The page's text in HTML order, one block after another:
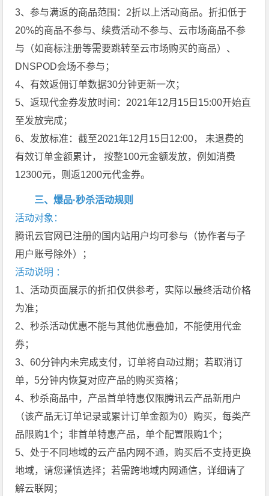
3、参与满返的商品范围：2折以上活动商品。折扣低于
20%的商品不参与、续费活动不参与、云市场商品不参
与（如商标注册等需要跳转至云市场购买的商品）、
DNSPOD会场不参与；
4、有效返佣订单数据30分钟更新一次；
5、返现代金券发放时间：2021年12月15日15:00开始直
至发放完成；
6、发放标准：截至2021年12月15日12:00， 未退费的
有效订单金额累计， 按整100元金额发放，例如消费
12300元，则返1200元代金券。
三、爆品·秒杀活动规则
活动对象：
腾讯云官网已注册的国内站用户均可参与（协作者与子
用户账号除外）；
活动说明 ：
1、活动页面展示的折扣仅供参考，实际以最终活动价格
为准；
2、秒杀活动优惠不能与其他优惠叠加，不能使用代金
券；
3、60分钟内未完成支付，订单将自动过期；若取消订
单，5分钟内恢复对应产品的购买资格；
4、秒杀商品中，产品首单特惠仅限腾讯云产品新用户
（该产品无订单记录或累计订单金额为0）购买，每类产
品限购1个；非首单特惠产品，单个配置限购1个；
5、处于不同地域的云产品内网不通，购买后不支持更换
地域，请您谨慎选择；若需跨地域内网通信，详细请了
解云联网；